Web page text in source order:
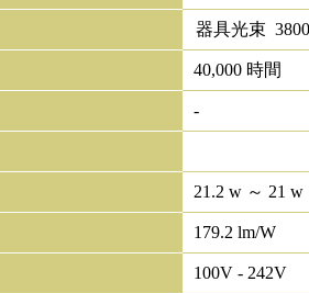
器具光束
40,000 時間
-
21.2 w ～ 21 w
179.2 lm/W
100V - 242V